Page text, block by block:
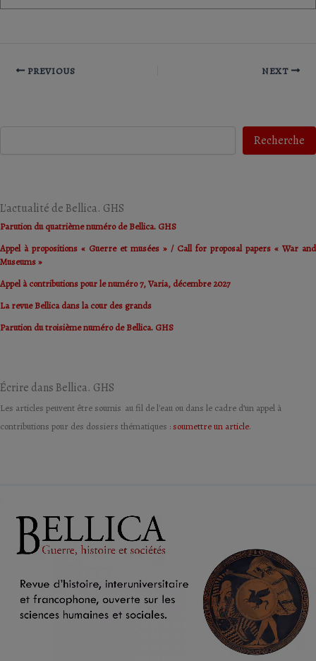
PREVIOUS NEXT
Recherche
L'actualité de Bellica. GHS
Parution du quatrième numéro de Bellica. GHS
Appel à propositions « Guerre et musées » / Call for proposal papers « War and
Museums »
Appel à contributions pour le numéro 7, Varia, décembre 2027
La revue Bellica dans la cour des grands
Parution du troisième numéro de Bellica. GHS
Écrire dans Bellica. GHS
Les articles peuvent être soumis au fil de l'eau ou dans le cadre d’un appel à
contributions pour des dossiers thématiques : soumettre un article.